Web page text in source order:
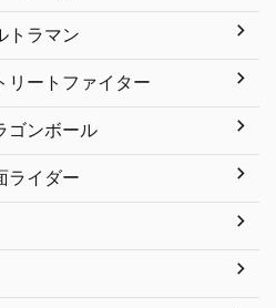
ラマン
ートファイター
ンボール
イダー